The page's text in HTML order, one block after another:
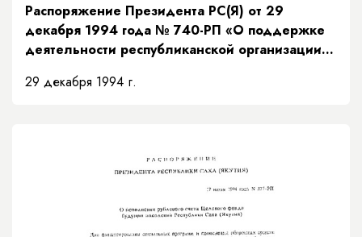
Распоряжение Президента РС(Я) от 29
декабря 1994 года № 740-РП «О поддержке
деятельности республиканской организации
29 декабря 1994 г.